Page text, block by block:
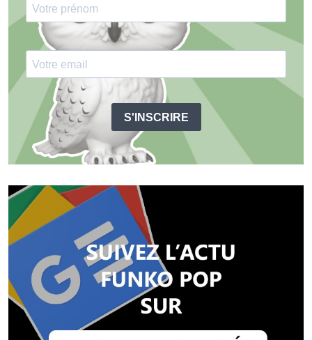
S'INSCRIRE